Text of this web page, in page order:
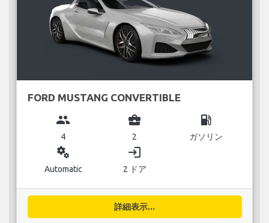
FORD MUSTANG CONVERTIBLE
group
4
business_center
2
local_gas_station
ガソリン
miscellaneous_services
Automatic
login
2 ドア
詳細表示...